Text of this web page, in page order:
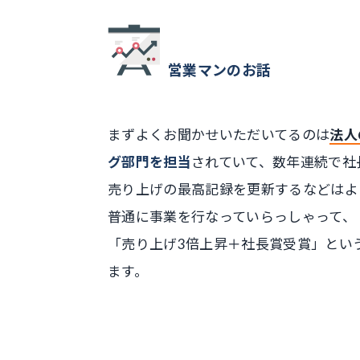
営業マンのお話
まずよくお聞かせいただいてるのは法
グ部門を担当されていて、数年連続で
売り上げの最高記録を更新するなどは
普通に事業を行なっていらっしゃって、
「売り上げ3倍上昇＋社長賞受賞」
とい
ます。